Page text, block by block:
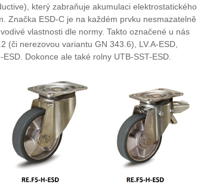
který zabraňuje akumulaci elektrostatického
Značka ESD-C je na každém prvku nesmazatelně
vlastnosti dle normy. Takto označené u nás
(či nerezovou variantu GN 343.6), LV.A-ESD,
Dokonce ale také rolny UTB-SST-ESD.